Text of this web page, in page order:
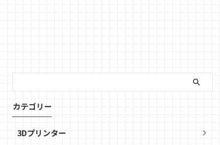
カテゴリー
3Dプリンター